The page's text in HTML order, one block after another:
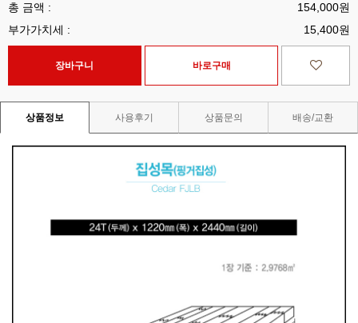
총 금액 :
154,000원
부가가치세 :
15,400원
상품정보 사용후기 상품문의 배송/교환